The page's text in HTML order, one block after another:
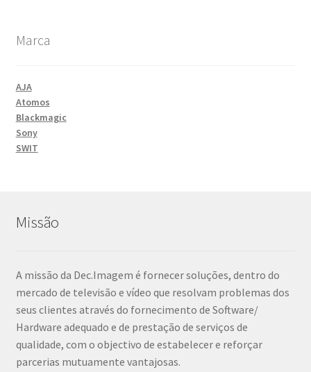
Marca
AJA
Atomos
Blackmagic
Sony
SWIT
Missão
A missão da Dec.Imagem é fornecer soluções, dentro do
mercado de televisão e vídeo que resolvam problemas dos
seus clientes através do fornecimento de Software/
Hardware adequado e de prestação de serviços de
qualidade, com o objectivo de estabelecer e reforçar
parcerias mutuamente vantajosas.